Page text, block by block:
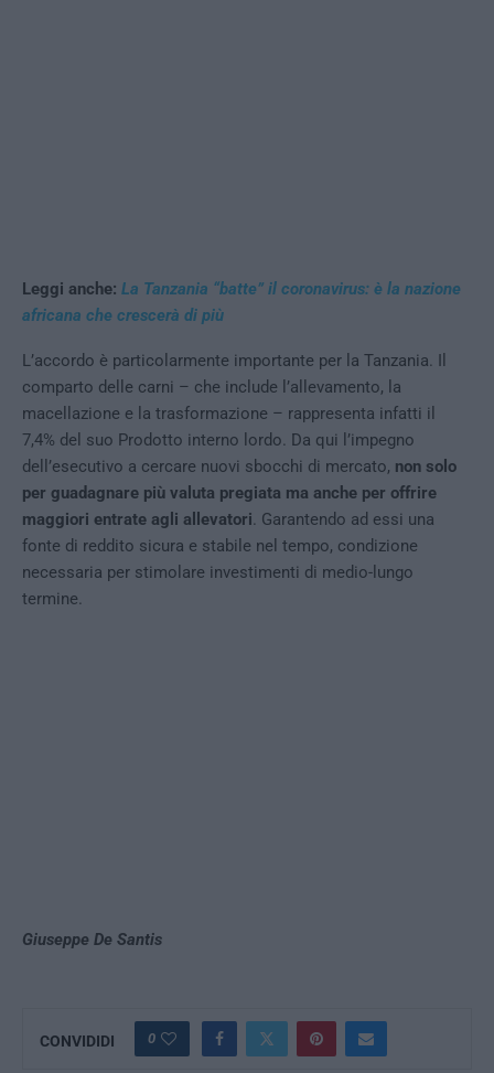
Leggi anche: La Tanzania “batte” il coronavirus: è la nazione
africana che crescerà di più
L’accordo è particolarmente importante per la Tanzania. Il
comparto delle carni – che include l’allevamento, la
macellazione e la trasformazione – rappresenta infatti il
7,4% del suo Prodotto interno lordo. Da qui l’impegno
dell’esecutivo a cercare nuovi sbocchi di mercato, non solo
per guadagnare più valuta pregiata ma anche per offrire
maggiori entrate agli allevatori. Garantendo ad essi una
fonte di reddito sicura e stabile nel tempo, condizione
necessaria per stimolare investimenti di medio-lungo
termine.
Giuseppe De Santis
CONVIDIDI 0